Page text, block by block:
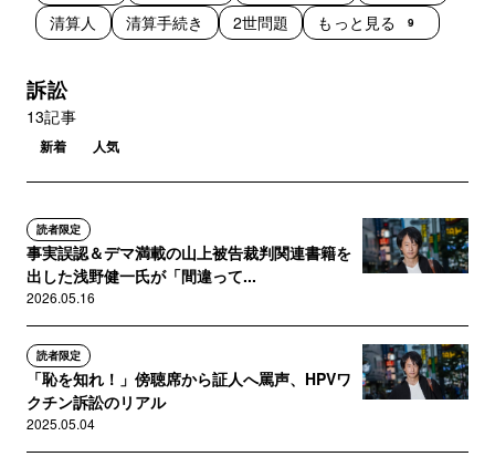
清算人
清算手続き 2世問題 もっと見る 9
訴訟
13記事
新着 人気
読者限定
事実誤認＆デマ満載の山上被告裁判関連書籍を
出した浅野健一氏が「間違って...
2026.05.16
読者限定
「恥を知れ！」傍聴席から証人へ罵声、HPVワ
クチン訴訟のリアル
2025.05.04